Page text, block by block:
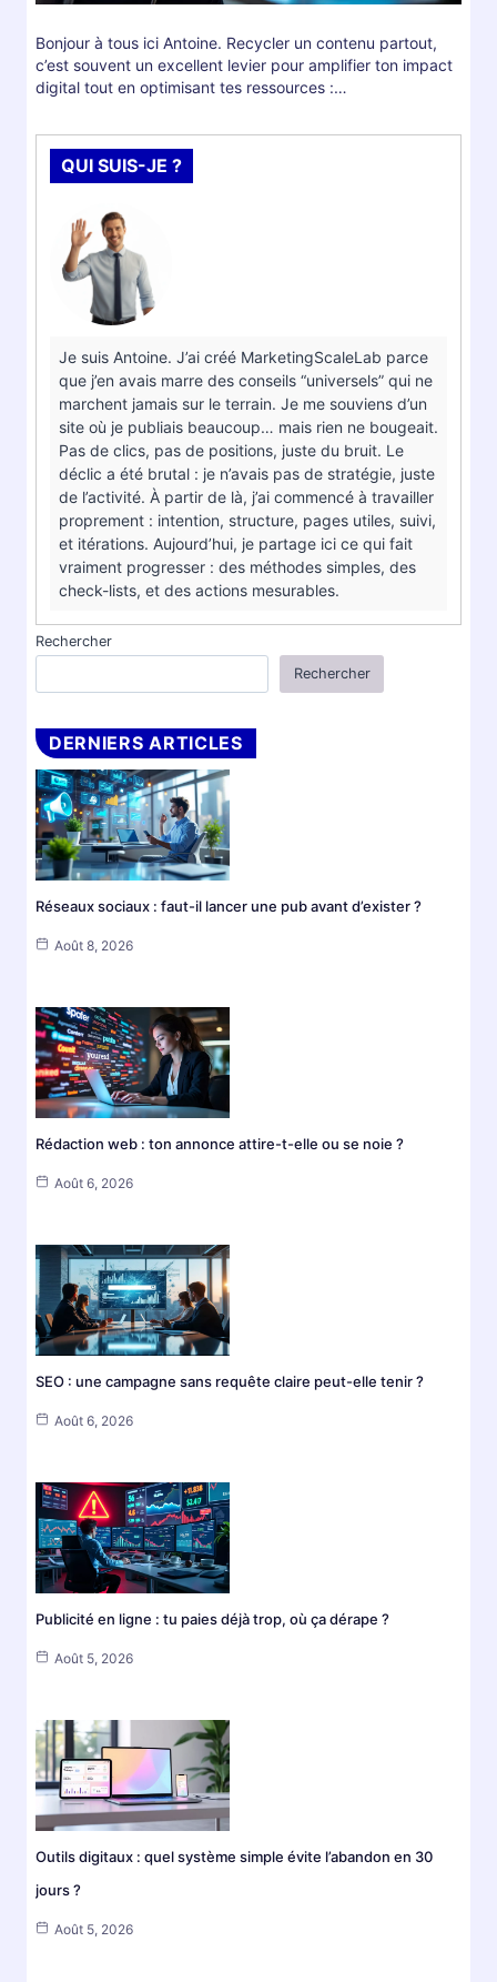
Bonjour à tous ici Antoine. Recycler un contenu partout,
c’est souvent un excellent levier pour amplifier ton impact
digital tout en optimisant tes ressources :…
QUI SUIS-JE ?
Je suis Antoine. J’ai créé MarketingScaleLab parce
que j’en avais marre des conseils “universels” qui ne
marchent jamais sur le terrain. Je me souviens d’un
site où je publiais beaucoup… mais rien ne bougeait.
Pas de clics, pas de positions, juste du bruit. Le
déclic a été brutal : je n’avais pas de stratégie, juste
de l’activité. À partir de là, j’ai commencé à travailler
proprement : intention, structure, pages utiles, suivi,
et itérations. Aujourd’hui, je partage ici ce qui fait
vraiment progresser : des méthodes simples, des
check-lists, et des actions mesurables.
Rechercher
Rechercher
DERNIERS ARTICLES
Réseaux sociaux : faut-il lancer une pub avant d’exister ?
Août 8, 2026
Rédaction web : ton annonce attire-t-elle ou se noie ?
Août 6, 2026
SEO : une campagne sans requête claire peut-elle tenir ?
Août 6, 2026
Publicité en ligne : tu paies déjà trop, où ça dérape ?
Août 5, 2026
Outils digitaux : quel système simple évite l’abandon en 30
jours ?
Août 5, 2026